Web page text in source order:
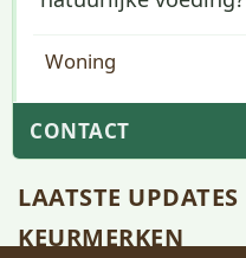
Woning
CONTACT
LAATSTE UPDATES
KEURMERKEN